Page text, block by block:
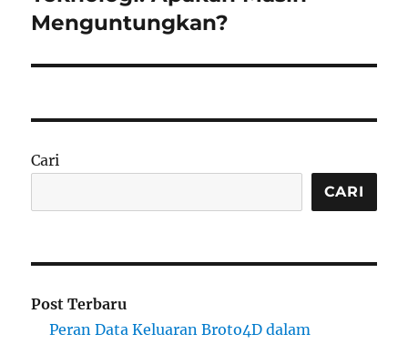
Menguntungkan?
Cari
CARI
Post Terbaru
Peran Data Keluaran Broto4D dalam